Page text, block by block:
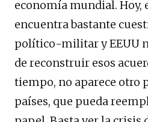
economía mundial. Hoy,
encuentra bastante
político-militar y EEUU
de reconstruir esos
tiempo, no aparece otro
países, que pueda